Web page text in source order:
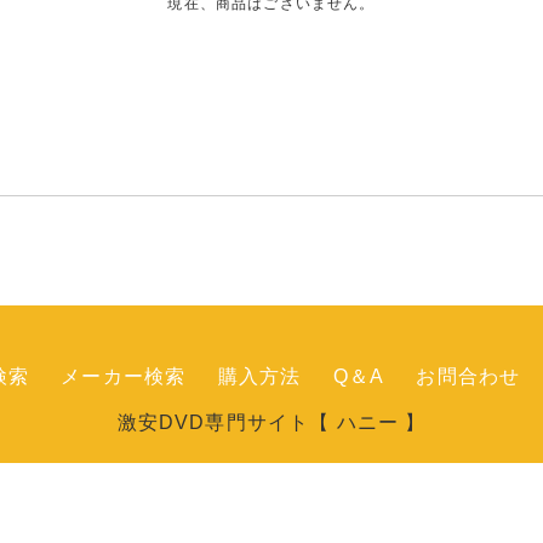
索 メーカー検索 購入方法 Q＆A お問合わせ
激安DVD専門サイト【 ハニー 】